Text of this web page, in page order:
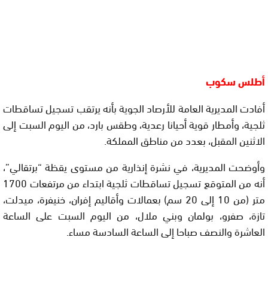
أطلس سكوب
أفادت المديرية العامة للأرصاد الجوية بأنه يرتقب تسجيل تساقطات
ثلجية، وأمطار قوية أحيانا رعدية، وطقس بارد، من اليوم السبت إلى
الاثنين المقبل، بعدد من مناطق المملكة.
وأوضحت المديرية، في نشرة إنذارية من مستوى يقظة “برتقالي”،
أنه من المتوقع تسجيل تساقطات ثلجية ابتداء من مرتفعات 1700
متر (من 10 إلى 20 سم) بعمالات وأقاليم إفران، خنيفرة، ميدلت،
تازة، صفرو، بولمان وبني ملال، من اليوم السبت على الساعة
العاشرة والنصف صباحا إلى الساعة السادسة مساء.